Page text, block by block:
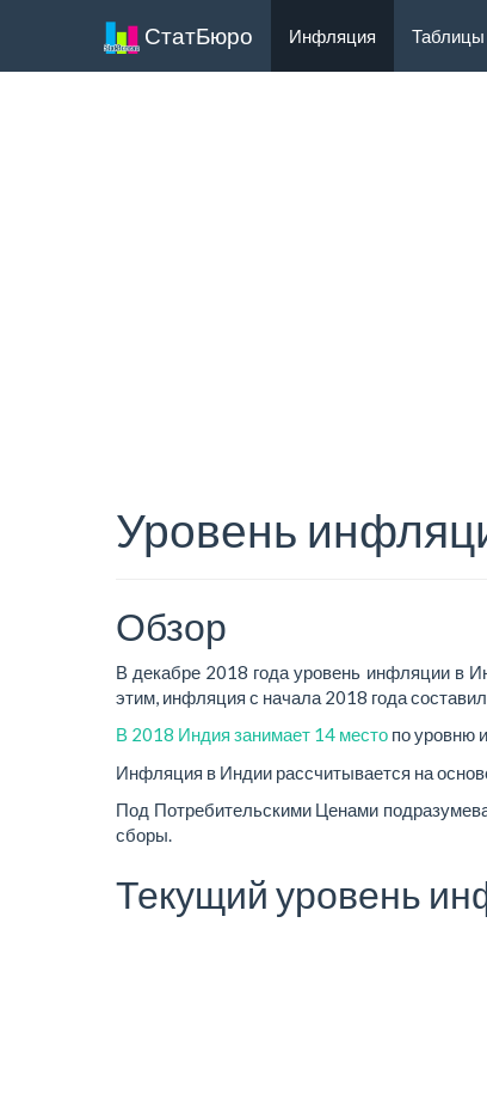
СтатБюро Инфляция Таблицы
Уровень
Обзор
В декабре 2018 года уровень инфляции в
этим, инфляция с начала 2018 года
В 2018 Индия занимает 14 место по уровню
Инфляция в Индии рассчитывается на
Под Потребительскими Ценами
сборы.
Текущий уровень